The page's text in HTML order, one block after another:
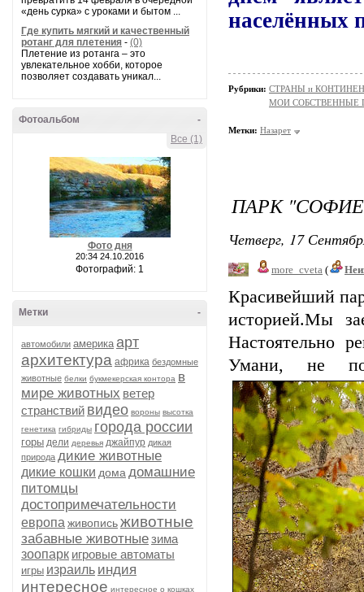
«день сурка» с уроками и бытом ...
Где купить мягкий и качественный
ротанг для плетения - (0)
Плетение из ротанга – это
увлекательное хобби, которое
позволяет создавать уникал...
-
Фотоальбом
Все (1)
Фото дня
20:34 24.10.2016
Фотографий: 1
-
Метки
автомобили америка арт
архитектура африка бездомные
животные белки букмекерская контора в
мире животных ветер
странствий видео вороны высотка
генетика гибриды города россии
горы дели деревья джайпур дикая
природа дикие животные
дикие кошки дома домашние
питомцы
достопримечательности
европа живописьживотные
забавные животныезима
зоопарк игровые автоматы
игры израиль индия
интересное интересное о кошках
населённых
Рубрики: СТРАНЫ и
МОИ СОБСТВЕННЫЕ
Метки: Назарет
ПАРК
Четверг, 17
more_cveta (
Красивейший
историей.Мы
Настоятельно
Умани, не